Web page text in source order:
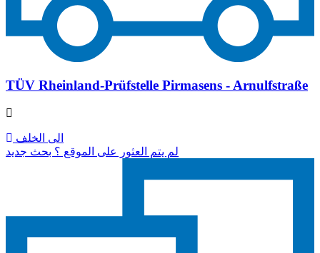
TÜV Rheinland-Prüfstelle Pirmasens - Arnulfstraße
الى الخلف
لم يتم العثور على الموقع ؟ بحث جديد